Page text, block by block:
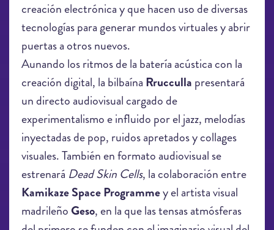
creación electrónica y que hacen uso de diversas
tecnologías para generar mundos virtuales y abrir
puertas a otros nuevos.
Aunando los ritmos de la batería acústica con la
creación digital, la bilbaína Rrucculla presentará
un directo audiovisual cargado de
experimentalismo e influido por el jazz, melodías
inyectadas de pop, ruidos apretados y collages
visuales. También en formato audiovisual se
estrenará Dead Skin Cells, la colaboración entre
Kamikaze Space Programmey el artista visual
madrileñoGeso, en la que las tensas atmósferas